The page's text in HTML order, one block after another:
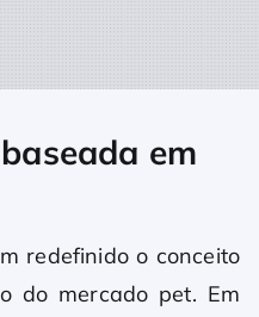
em
redefinido o conceito
do mercado pet. Em